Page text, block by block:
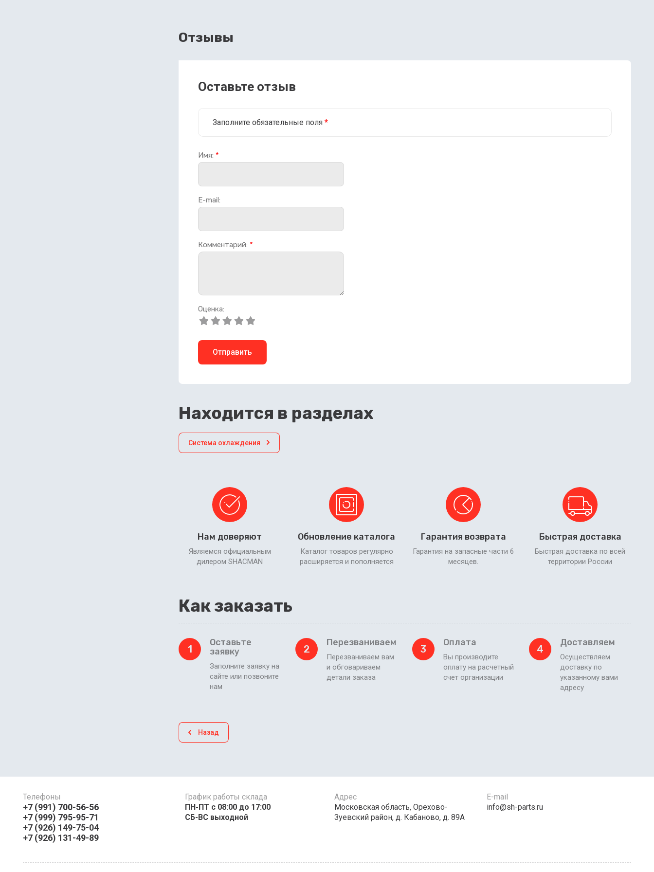
Отзывы
Оставьте отзыв
Заполните обязательные поля *
Имя: *
E-mail:
Комментарий: *
Оценка:
Отправить
Находится в разделах
Система охлаждения
Нам доверяют
Являемся официальным
дилером SHACMAN
Обновление каталога
Каталог товаров регулярно
расширяется и пополняется
Гарантия возврата
Гарантия на запасные части 6
месяцев.
Быстрая доставка
Быстрая доставка по всей
территории России
Как заказать
1
Оставьте
заявку
Заполните заявку на
сайте или позвоните
нам
2
Перезваниваем
Перезваниваем вам
и обговариваем
детали заказа
3
Оплата
Вы производите
оплату на расчетный
счет организации
4
Доставляем
Осуществляем
доставку по
указанному вами
адресу
Назад
Телефоны
+7 (991) 700-56-56
+7 (999) 795-95-71
+7 (926) 149-75-04
+7 (926) 131-49-89
График работы склада
ПН-ПТ с 08:00 до 17:00 ​​​​​​
СБ-ВС выходной
Адрес
Московская область, Орехово-
Зуевский район, д. Кабаново, д. 89А
E-mail
info@sh-parts.ru